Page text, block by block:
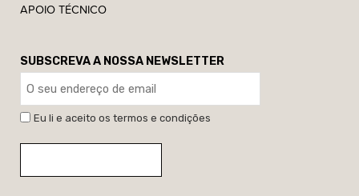
APOIO TÉCNICO
SUBSCREVA A NOSSA NEWSLETTER
Eu li e aceito os termos e condições